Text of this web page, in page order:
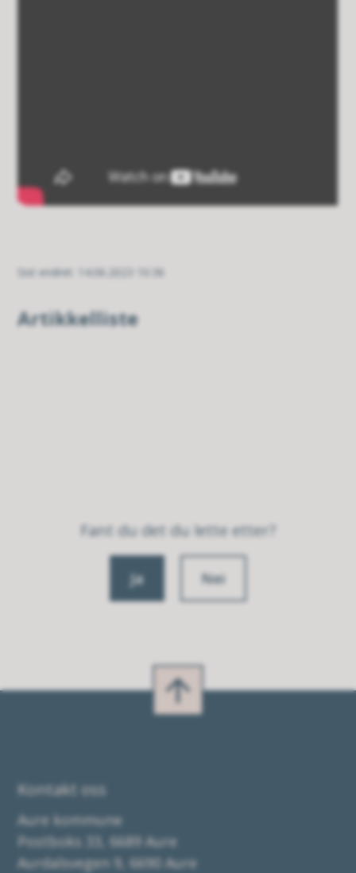
Sist endret 14.06.2023 10:36
Artikkelliste
Fant du det du lette etter?
Ja Nei
Kontakt oss
Aure kommune
Postboks 33, 6689 Aure
Aurdalsvegen 9, 6690 Aure